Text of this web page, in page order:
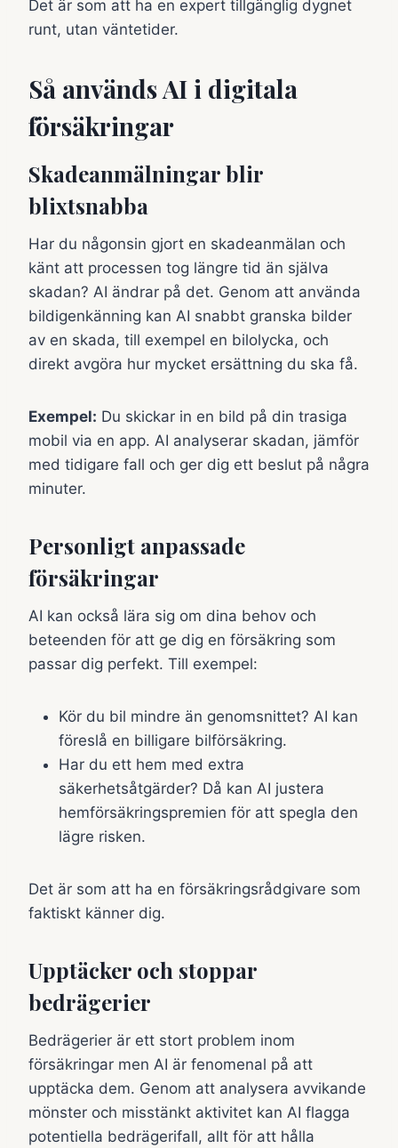
Det är som att ha en expert tillgänglig dygnet
runt, utan väntetider.
Så används AI i digitala
försäkringar
Skadeanmälningar blir
blixtsnabba
Har du någonsin gjort en skadeanmälan och
känt att processen tog längre tid än själva
skadan? AI ändrar på det. Genom att använda
bildigenkänning kan AI snabbt granska bilder
av en skada, till exempel en bilolycka, och
direkt avgöra hur mycket ersättning du ska få.
Exempel: Du skickar in en bild på din trasiga
mobil via en app. AI analyserar skadan, jämför
med tidigare fall och ger dig ett beslut på några
minuter.
Personligt anpassade
försäkringar
AI kan också lära sig om dina behov och
beteenden för att ge dig en försäkring som
passar dig perfekt. Till exempel:
Kör du bil mindre än genomsnittet? AI kan
föreslå en billigare bilförsäkring.
Har du ett hem med extra
säkerhetsåtgärder? Då kan AI justera
hemförsäkringspremien för att spegla den
lägre risken.
Det är som att ha en försäkringsrådgivare som
faktiskt känner dig.
Upptäcker och stoppar
bedrägerier
Bedrägerier är ett stort problem inom
försäkringar men AI är fenomenal på att
upptäcka dem. Genom att analysera avvikande
mönster och misstänkt aktivitet kan AI flagga
potentiella bedrägerifall, allt för att hålla